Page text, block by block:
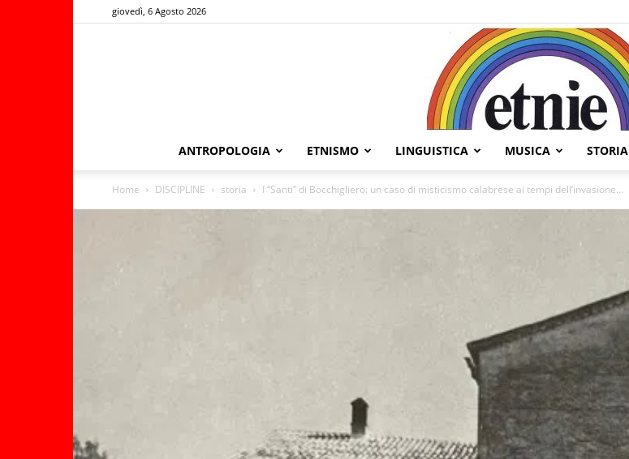
giovedì, 6 Agosto 2026
Etnie
ANTROPOLOGIA ETNISMO LINGUISTICA MUSICA STORIA
Home DISCIPLINE storia I “Santi” di Bocchigliero: un caso di misticismo calabrese ai tempi dell’invasione...